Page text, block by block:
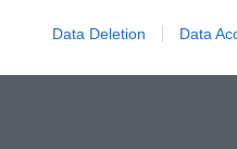
Data Deletion Data